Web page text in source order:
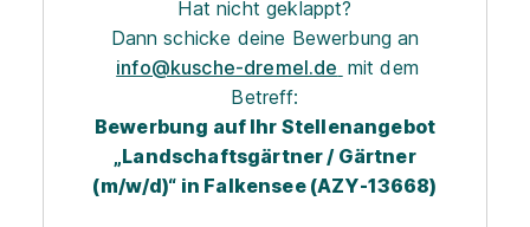
Hat nicht geklappt?
Dann schicke deine Bewerbung an
info@kusche-dremel.de mit dem
Betreff:
Bewerbung auf Ihr Stellenangebot
„Landschaftsgärtner / Gärtner
(m/w/d)“ in Falkensee (AZY-13668)